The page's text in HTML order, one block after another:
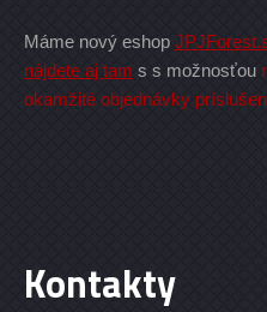
Máme nový eshop
nájdete aj tam s s možnosťou
okamžité objednávky
Kontakty